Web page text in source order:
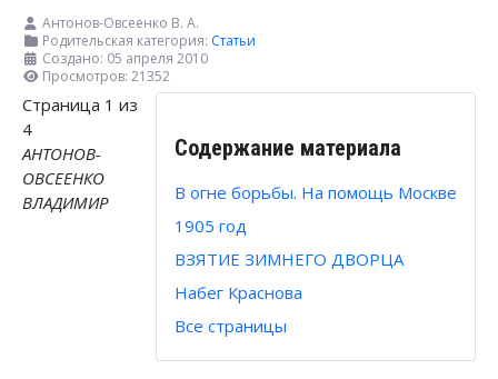
Антонов-Овсеенко В. А.
Родительская категория: Статьи
Создано: 05 апреля 2010
Просмотров: 21352
Содержание материала
В огне борьбы. На помощь Москве
1905 год
ВЗЯТИЕ ЗИМНЕГО ДВОРЦА
Набег Краснова
Все страницы
Страница 1 из
4
АНТОНОВ-
ОВСЕЕНКО
ВЛАДИМИР